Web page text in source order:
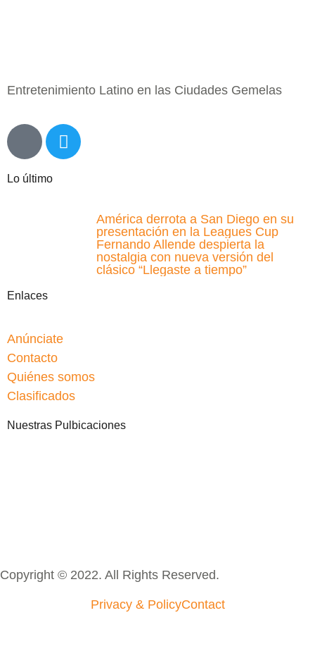
Entretenimiento Latino en las Ciudades Gemelas
Lo último
América derrota a San Diego en su
presentación en la Leagues Cup
Fernando Allende despierta la
nostalgia con nueva versión del
clásico “Llegaste a tiempo”
Enlaces
Anúnciate
Contacto
Quiénes somos
Clasificados
Nuestras Pulbicaciones
Copyright © 2022. All Rights Reserved.
Privacy & PolicyContact